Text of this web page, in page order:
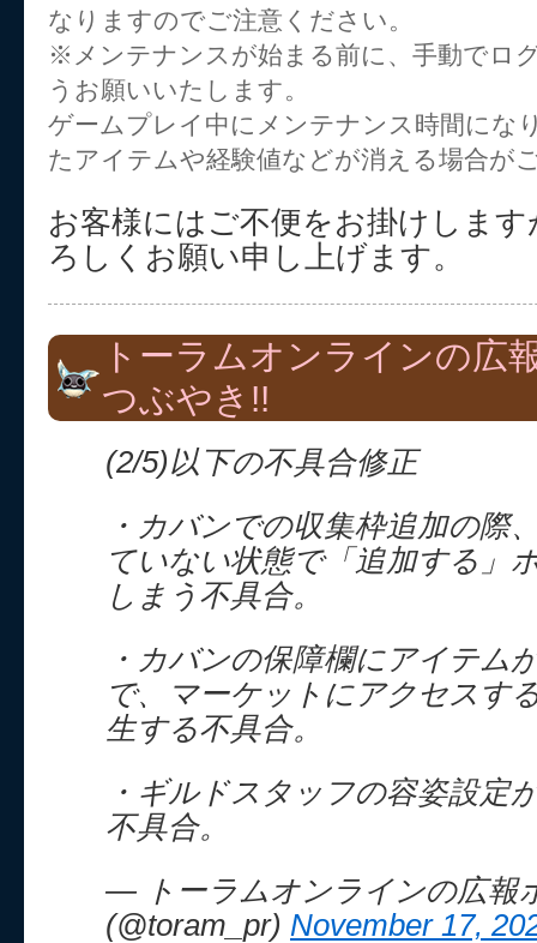
なりますのでご注意ください。
※メンテナンスが始まる前に、手動でロ
うお願いいたします。
ゲームプレイ中にメンテナンス時間にな
たアイテムや経験値などが消える場合が
お客様にはご不便をお掛けしま
ろしくお願い申し上げます。
トーラムオンラインの広
つぶやき!!
(2/5)以下の不具合修正
・カバンでの収集枠追加の際
ていない状態で「追加する」
しまう不具合。
・カバンの保障欄にアイテム
で、マーケットにアクセスす
生する不具合。
・ギルドスタッフの容姿設定
不具合。
— トーラムオンラインの広報
(@toram_pr) November 17,